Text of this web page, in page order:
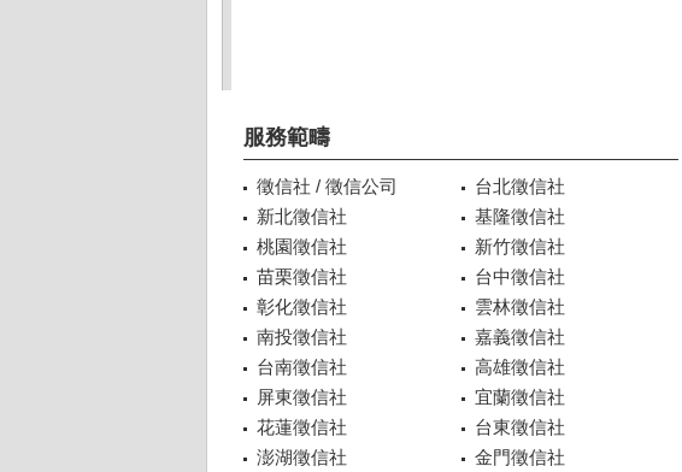
服務範疇
徵信社 / 徵信公司
台北徵信社
新北徵信社
基隆徵信社
桃園徵信社
新竹徵信社
苗栗徵信社
台中徵信社
彰化徵信社
雲林徵信社
南投徵信社
嘉義徵信社
台南徵信社
高雄徵信社
屏東徵信社
宜蘭徵信社
花蓮徵信社
台東徵信社
澎湖徵信社
金門徵信社